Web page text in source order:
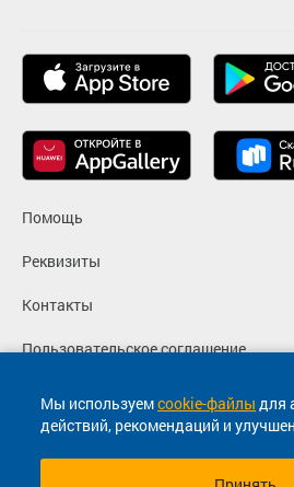
Мы используемcookie-файлы для
действий, рекомендаций и
Помощь
Реквизиты
Контакты
Пользовательское соглашение
Политика конфиденциальности
Согласие на маркетинговые